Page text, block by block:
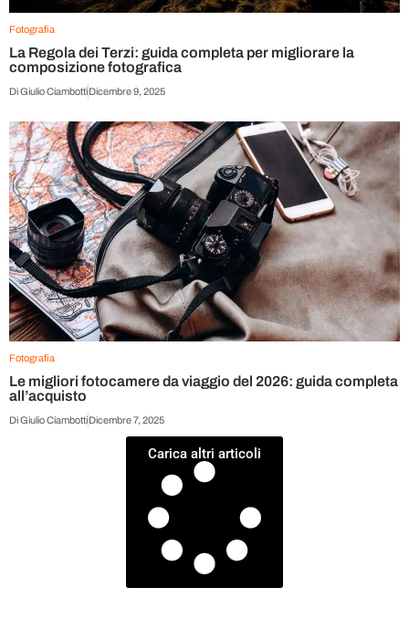
Fotografia
La Regola dei Terzi: guida completa per migliorare la
composizione fotografica
DiGiulio CiambottiDicembre 9, 2025
Fotografia
Le migliori fotocamere da viaggio del 2026: guida completa
all’acquisto
DiGiulio CiambottiDicembre 7, 2025
Carica altri articoli